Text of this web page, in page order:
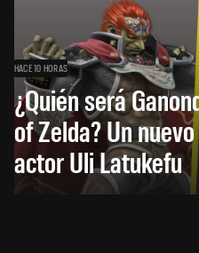
HACE 10 HORAS
¿Quién será
of Zelda? Un
actor Uli Latukefu